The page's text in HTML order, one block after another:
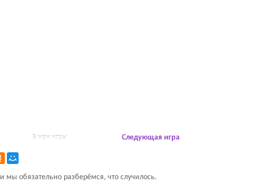
В мои игры Следующая игра
и мы обязательно разберёмся, что случилось.